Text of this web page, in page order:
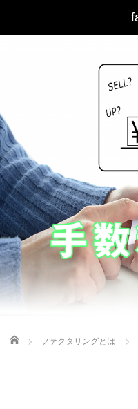
Home ファクタリングとは